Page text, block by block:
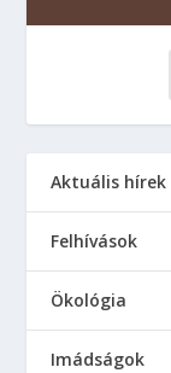
Aktuális hírek
Felhívások
Ökológia
Imádságok